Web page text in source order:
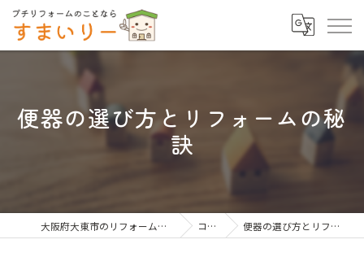
便器の選び方とリフォームの秘
訣
大阪府大東市のリフォームならすまいりー コラム 便器の選び方とリフォームの秘訣